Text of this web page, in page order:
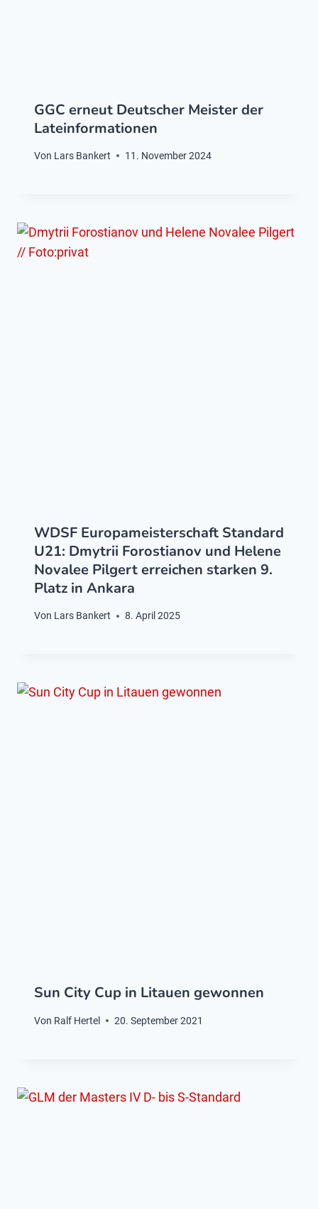
GGC erneut Deutscher Meister der
Lateinformationen
Von Lars Bankert 11. November 2024
WDSF Europameisterschaft Standard
U21: Dmytrii Forostianov und Helene
Novalee Pilgert erreichen starken 9.
Platz in Ankara
Von Lars Bankert 8. April 2025
Sun City Cup in Litauen gewonnen
Von Ralf Hertel 20. September 2021